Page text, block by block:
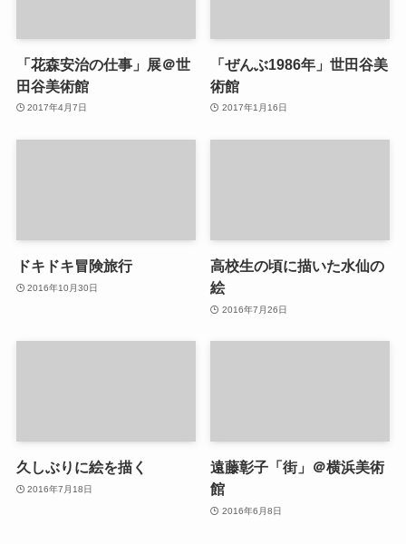
「花森安治の仕事」展＠世
田谷美術館
2017年4月7日
「ぜんぶ1986年」世田谷美
術館
2017年1月16日
ドキドキ冒険旅行
2016年10月30日
高校生の頃に描いた水仙の
絵
2016年7月26日
久しぶりに絵を描く
2016年7月18日
遠藤彰子「街」＠横浜美術
館
2016年6月8日